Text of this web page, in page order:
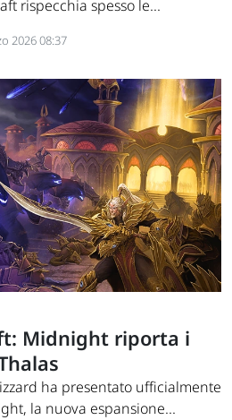
rispecchia spesso le...
2026 08:37
Midnight riporta i
ha presentato ufficialmente
la nuova espansione...